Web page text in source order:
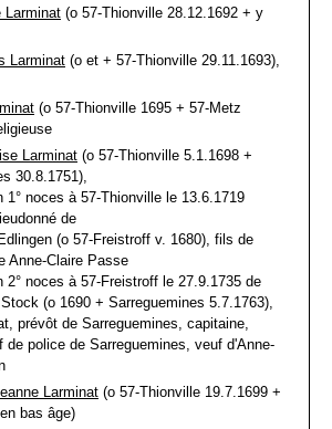
Larminat (o 57-Thionville 28.12.1692 + y
Larminat (o et + 57-Thionville 29.11.1693),
(o 57-Thionville 1695 + 57-Metz
Larminat (o 57-Thionville 5.1.1698 +
30.8.1751),
1° noces à 57-Thionville le 13.6.1719
de
(o 57-Freistroff v. 1680), fils de
Anne-Claire Passe
2° noces à 57-Freistroff le 27.9.1735 de
(o 1690 + Sarreguemines 5.7.1763),
prévôt de Sarreguemines, capitaine,
de police de Sarreguemines, veuf d'Anne-
Larminat (o 57-Thionville 19.7.1699 +
bas âge)